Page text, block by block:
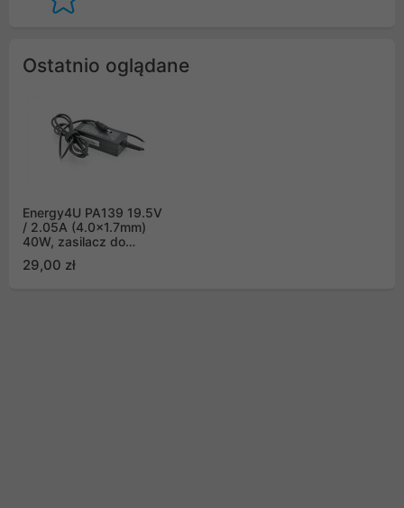
Ostatnio oglądane
Energy4U PA139 19.5V
/ 2.05A (4.0x1.7mm)
40W, zasilacz do
29,00 zł